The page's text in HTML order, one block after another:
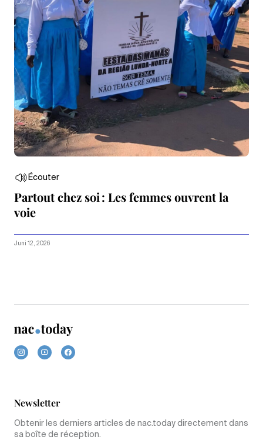
Écouter
Partout chez soi : Les femmes ouvrent la
voie
Juni 12, 2026
Newsletter
Obtenir les derniers articles de nac.today directement dans
sa boîte de réception.